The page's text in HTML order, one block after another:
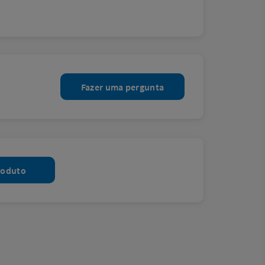
Fazer uma pergunta